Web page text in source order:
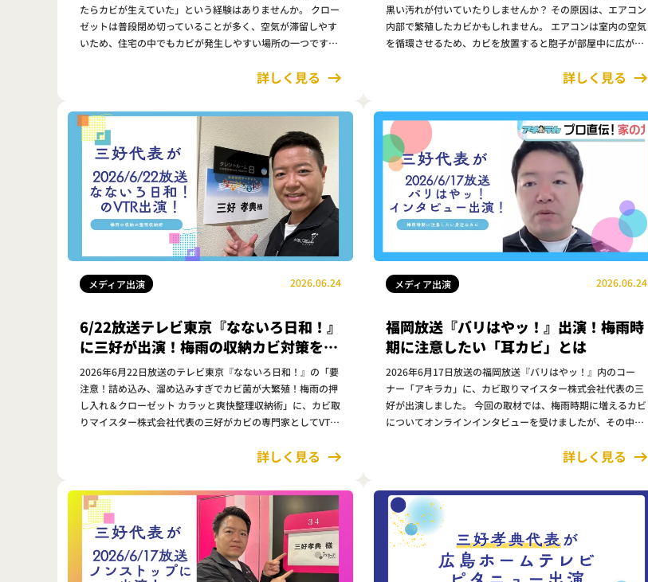
たらカビが生えていた」という経験はありませんか。 クロー
ゼットは普段閉め切っていることが多く、空気が滞留しやす
いため、住宅の中でもカビが発生しやすい場所の一つです。
詳しく見る
黒い汚れが付いていたりしませんか？ その原因は、エアコン
内部で繁殖したカビかもしれません。 エアコンは室内の空気
を循環させるため、カビを放置すると胞子が部屋中に広が
詳しく見る
メディア出演 2026.06.24
6/22放送テレビ東京『なないろ日和！』
に三好が出演！梅雨の収納カビ対策を解
説
2026年6月22日放送のテレビ東京『なないろ日和！』の「要
注意！詰め込み、溜め込みすぎでカビ菌が大繁殖！梅雨の押
し入れ＆クローゼット カラッと爽快整理収納術」に、カビ取
りマイスター株式会社代表の三好がカビの専門家としてVTR
詳しく見る
メディア出演 2026.06.24
福岡放送『バリはやッ！』出演！梅雨時
期に注意したい「耳カビ」とは
2026年6月17日放送の福岡放送『バリはやッ！』内のコー
ナー「アキラカ」に、カビ取りマイスター株式会社代表の三
好が出演しました。 今回の取材では、梅雨時期に増えるカビ
についてオンラインインタビューを受けましたが、その中で
詳しく見る